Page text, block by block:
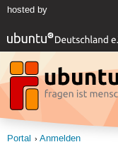
hosted by
Portal Anmelden